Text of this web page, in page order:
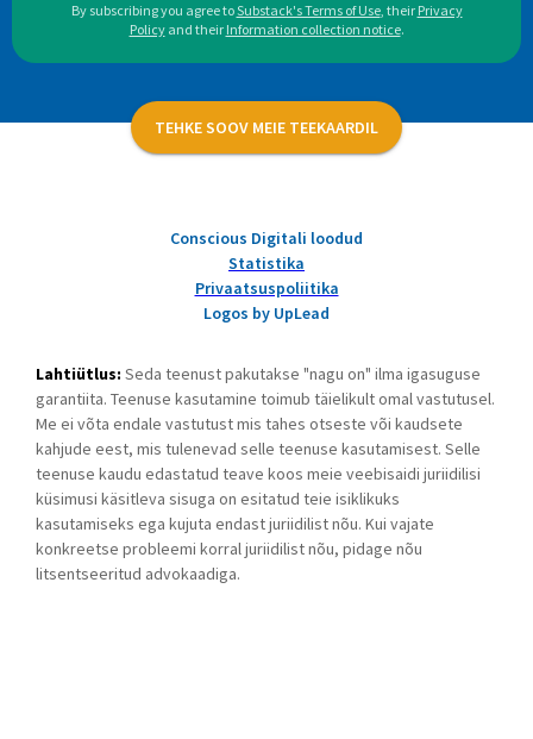
By subscribing you agree toSubstack's Terms of Use, their Privacy
Policy and their Information collection notice.
TEHKE SOOV MEIE TEEKAARDIL
Conscious Digitali loodud
Statistika
Privaatsuspoliitika
Logos by UpLead
Lahtiütlus: Seda teenust pakutakse "nagu on" ilma igasuguse
garantiita. Teenuse kasutamine toimub täielikult omal vastutusel.
Me ei võta endale vastutust mis tahes otseste või kaudsete
kahjude eest, mis tulenevad selle teenuse kasutamisest. Selle
teenuse kaudu edastatud teave koos meie veebisaidi juriidilisi
küsimusi käsitleva sisuga on esitatud teie isiklikuks
kasutamiseks ega kujuta endast juriidilist nõu. Kui vajate
konkreetse probleemi korral juriidilist nõu, pidage nõu
litsentseeritud advokaadiga.